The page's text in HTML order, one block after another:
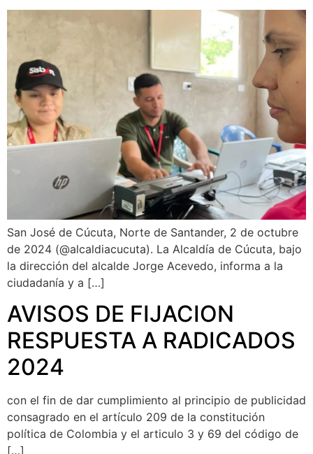
San José de Cúcuta, Norte de Santander, 2 de octubre
de 2024 (@alcaldiacucuta). La Alcaldía de Cúcuta, bajo
la dirección del alcalde Jorge Acevedo, informa a la
ciudadanía y a […]
AVISOS DE FIJACION
RESPUESTA A RADICADOS
2024
con el fin de dar cumplimiento al principio de publicidad
consagrado en el artículo 209 de la constitución
política de Colombia y el articulo 3 y 69 del código de
[…]